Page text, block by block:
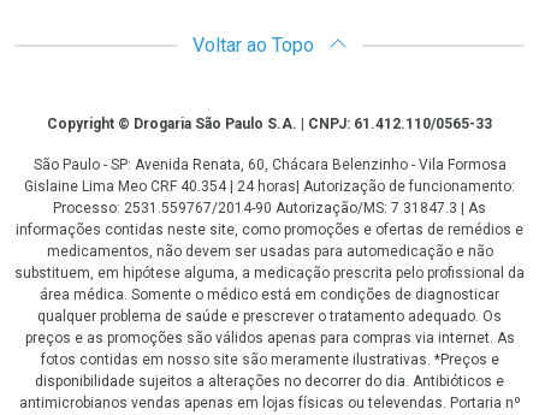
Voltar ao Topo
CopyrightCopyright © Drogaria São Paulo S.A. | CNPJ: 61.412.110/0565-33
São Paulo - SP: Avenida Renata, 60, Chácara Belenzinho - Vila Formosa
Gislaine Lima Meo CRF 40.354 | 24 horas| Autorização de funcionamento:
Processo: 2531.559767/2014-90 Autorização/MS: 7.31847.3 | As
informações contidas neste site, como promoções e ofertas de remédios e
medicamentos, não devem ser usadas para automedicação e não
substituem, em hipótese alguma, a medicação prescrita pelo profissional da
área médica. Somente o médico está em condições de diagnosticar
qualquer problema de saúde e prescrever o tratamento adequado. Os
preços e as promoções são válidos apenas para compras via internet. As
fotos contidas em nosso site são meramente ilustrativas. *Preços e
disponibilidade sujeitos a alterações no decorrer do dia. Antibióticos e
antimicrobianos vendas apenas em lojas físicas ou televendas. Portaria nº